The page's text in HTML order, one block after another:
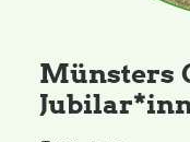
CampusGrün
Münsters